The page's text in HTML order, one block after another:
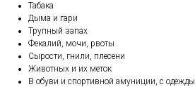
Табака
Дыма и гари
Трупный запах
Фекалий, мочи, рвоты
Сырости, гнили, плесени
Животных и их меток
В обуви и спортивной амуниции, с одежды